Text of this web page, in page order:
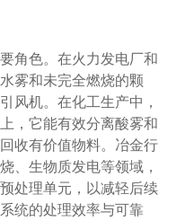
角色。在火力发电厂和
雾和未完全燃烧的颗
风机。在化工生产中，
，它能有效分离酸雾和
收有价值物料。冶金行
、生物质发电等领域，
处理单元，以减轻后续
统的处理效率与可靠